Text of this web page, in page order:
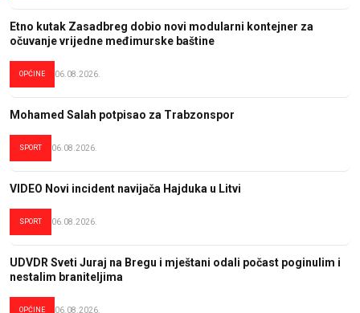
Etno kutak Zasadbreg dobio novi modularni kontejner za
očuvanje vrijedne međimurske baštine
OPĆINE 06.08.2026.
Mohamed Salah potpisao za Trabzonspor
SPORT 06.08.2026.
VIDEO Novi incident navijača Hajduka u Litvi
SPORT 06.08.2026.
UDVDR Sveti Juraj na Bregu i mještani odali počast poginulim i
nestalim braniteljima
OPĆINE 06.08.2026.